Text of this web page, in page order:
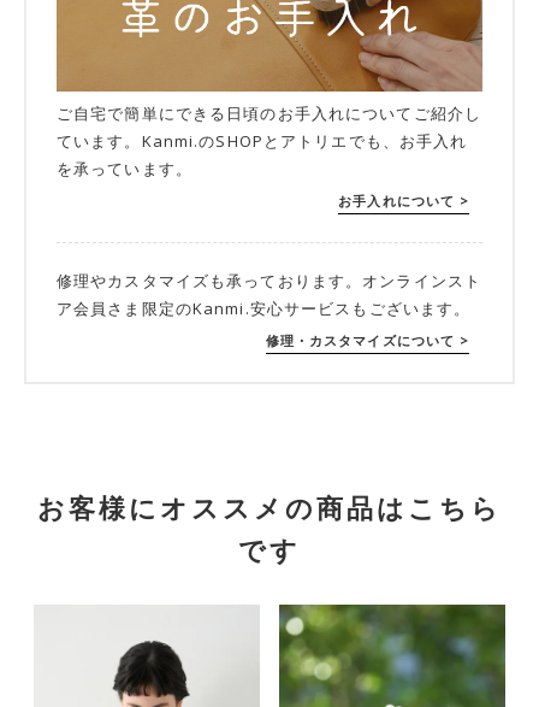
ご自宅で簡単にできる日頃のお手入れについてご紹介し
ています。Kanmi.のSHOPとアトリエでも、お手入れ
を承っています。
お手入れについて >
修理やカスタマイズも承っております。オンラインスト
ア会員さま限定のKanmi.安心サービスもございます。
修理・カスタマイズについて >
お客様にオススメの商品はこちら
です